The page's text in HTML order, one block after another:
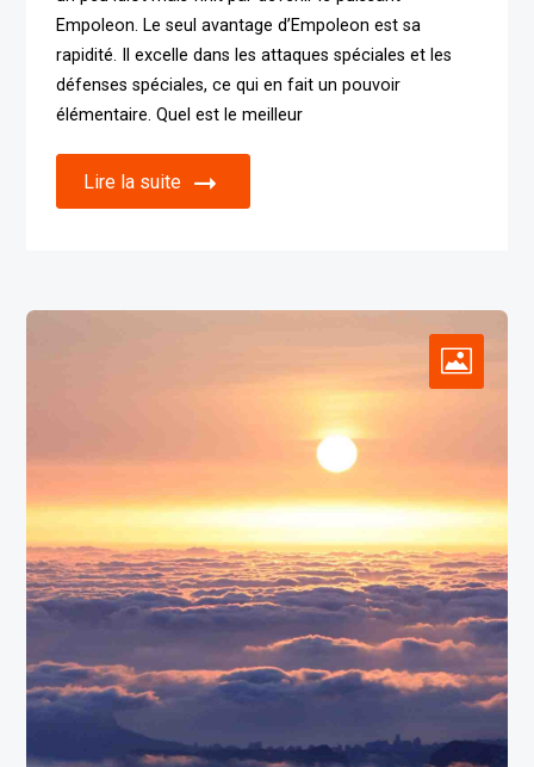
Empoleon. Le seul avantage d’Empoleon est sa
rapidité. Il excelle dans les attaques spéciales et les
défenses spéciales, ce qui en fait un pouvoir
élémentaire. Quel est le meilleur
Lire la suite